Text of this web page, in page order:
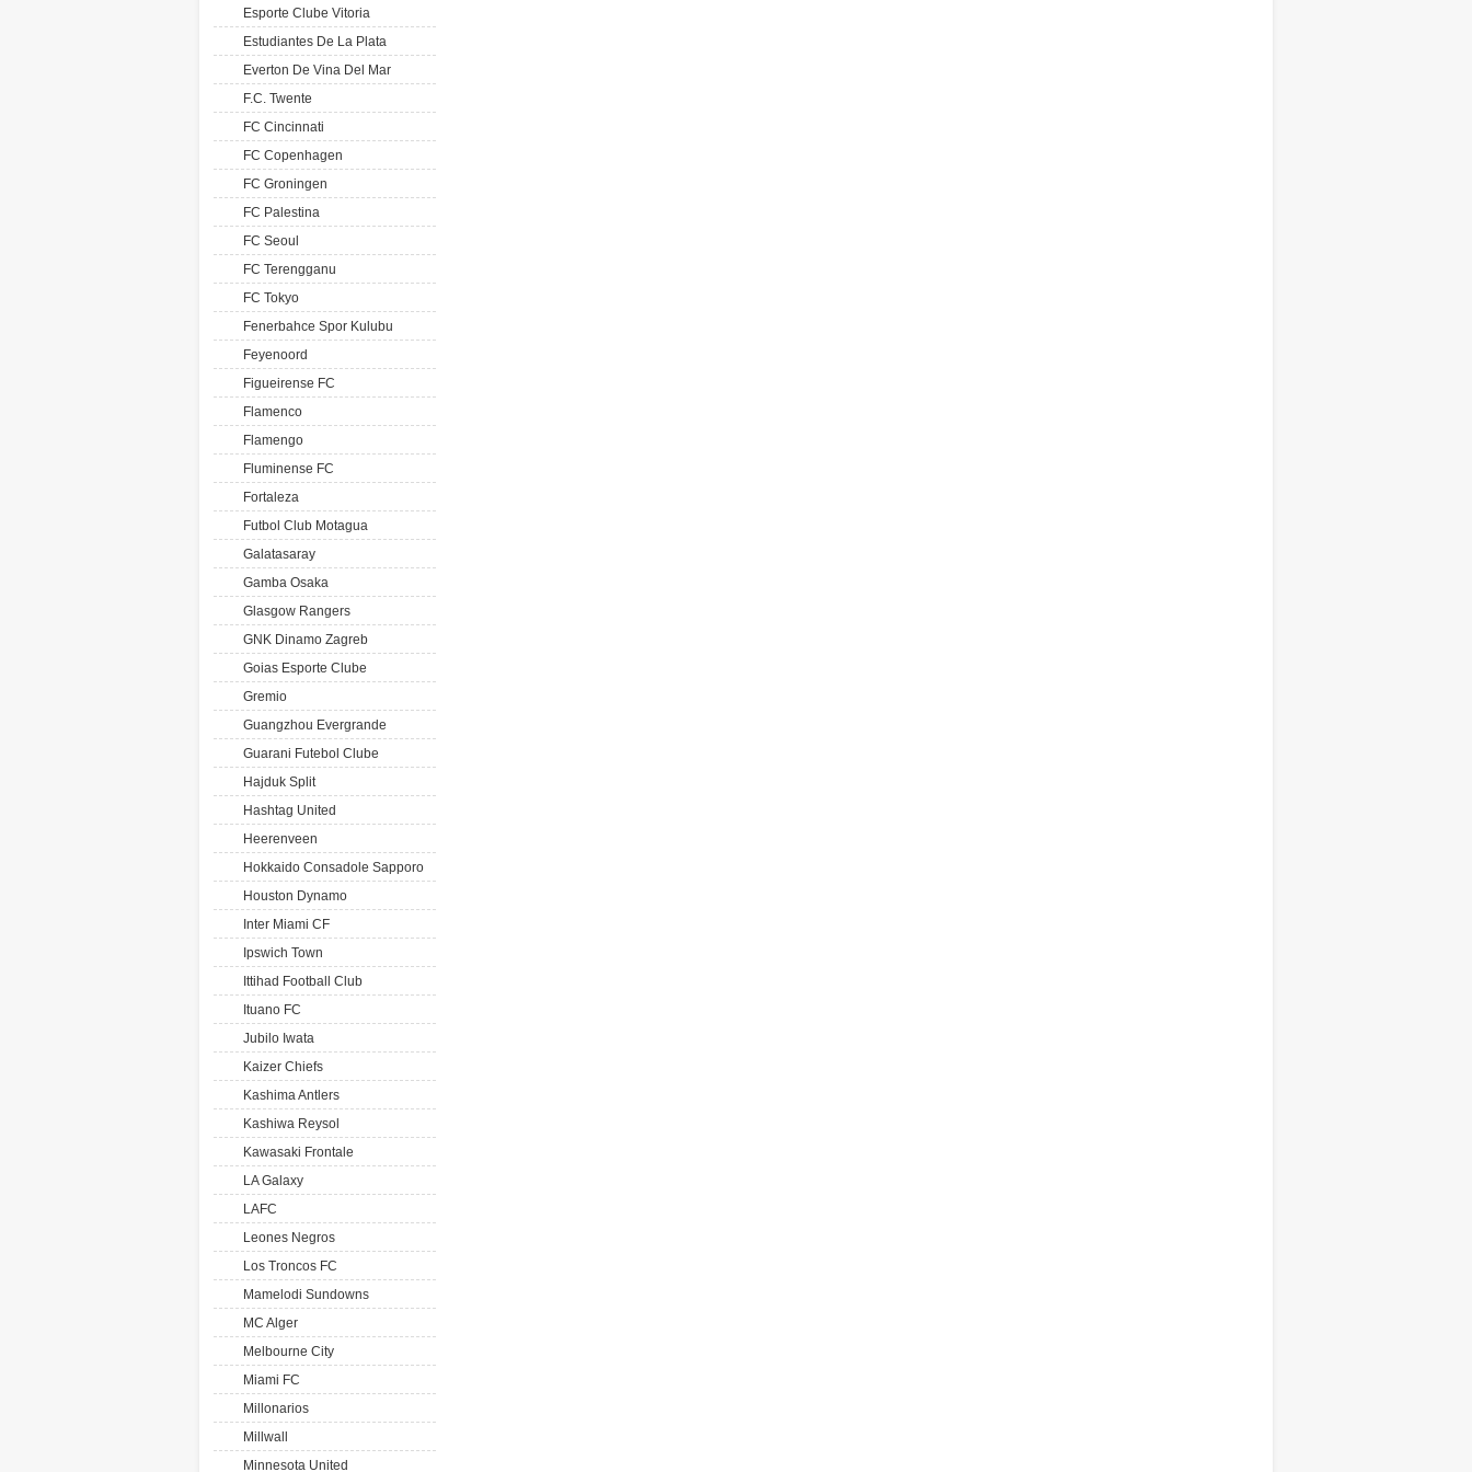
Esporte Clube Vitoria
Estudiantes De La Plata
Everton De Vina Del Mar
F.C. Twente
FC Cincinnati
FC Copenhagen
FC Groningen
FC Palestina
FC Seoul
FC Terengganu
FC Tokyo
Fenerbahce Spor Kulubu
Feyenoord
Figueirense FC
Flamenco
Flamengo
Fluminense FC
Fortaleza
Futbol Club Motagua
Galatasaray
Gamba Osaka
Glasgow Rangers
GNK Dinamo Zagreb
Goias Esporte Clube
Gremio
Guangzhou Evergrande
Guarani Futebol Clube
Hajduk Split
Hashtag United
Heerenveen
Hokkaido Consadole Sapporo
Houston Dynamo
Inter Miami CF
Ipswich Town
Ittihad Football Club
Ituano FC
Jubilo Iwata
Kaizer Chiefs
Kashima Antlers
Kashiwa Reysol
Kawasaki Frontale
LA Galaxy
LAFC
Leones Negros
Los Troncos FC
Mamelodi Sundowns
MC Alger
Melbourne City
Miami FC
Millonarios
Millwall
Minnesota United